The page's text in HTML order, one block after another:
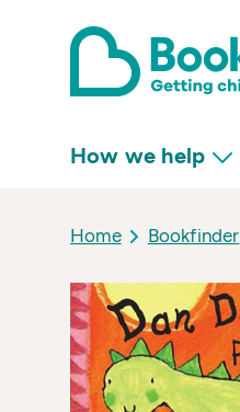
How we help
Home Bookfinder